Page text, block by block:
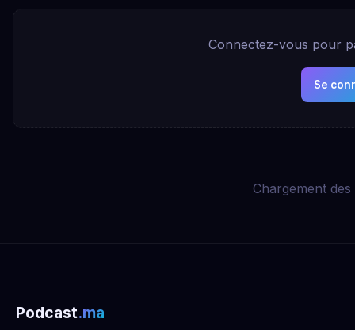
Connectez-vous pour
Se
Chargement
Podcast.ma